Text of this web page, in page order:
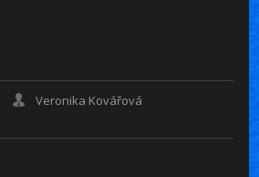
Veronika Kovářová